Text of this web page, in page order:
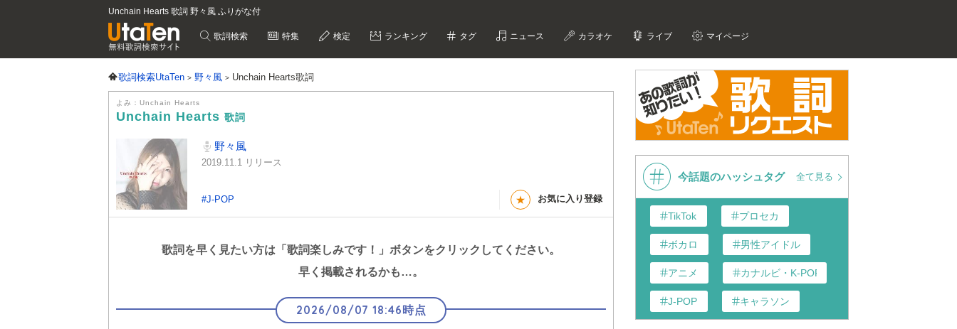
Unchain Hearts 歌詞 野々風 ふりがな付
歌詞検索 特集 検定 ランキング タグ ニュース カラオケ ライブ マイページ
歌詞検索UtaTen 野々風 Unchain Hearts歌詞
よみ：Unchain Hearts
Unchain Hearts 歌詞
野々風
2019.11.1 リリース
#J-POP ★ お気に入り登録
歌詞を早く見たい方は 「歌詞楽しみです！」 ボタンをクリックしてください。
早く掲載されるかも…。
2026/08/07 18:46時点
今話題のハッシュタグ 全て見る
TikTok プロセカ
ボカロ 男性アイドル
アニメ カナルビ・K-POP和訳
J-POP キャラソン